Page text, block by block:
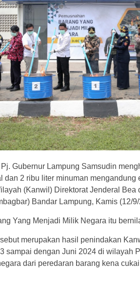
Gubernur Lampung Samsudin
dan 2 ribu liter minuman mengandung
(Kanwil) Direktorat Jenderal Bea
Bandar Lampung, Kamis (12/
Yang Menjadi Milik Negara itu
merupakan hasil penindakan
sampai dengan Juni 2024 di wilayah
dari peredaran barang kena